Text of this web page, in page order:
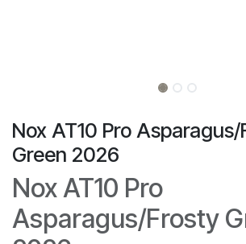
Nox AT10 Pro
Green 2026
Nox AT10 Pro
Asparagus/Frosty